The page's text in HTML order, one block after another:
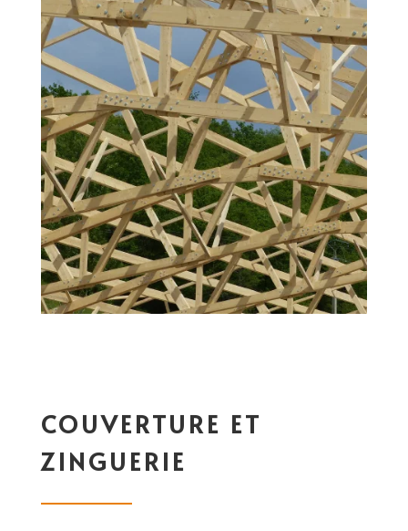
COUVERTURE ET
ZINGUERIE